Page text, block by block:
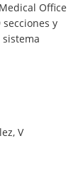
Office
secciones y
V